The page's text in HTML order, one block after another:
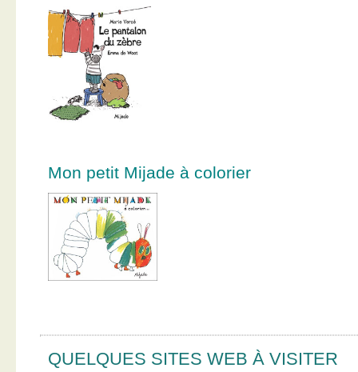
Mon petit Mijade à colorier
QUELQUES SITES WEB À VISITER